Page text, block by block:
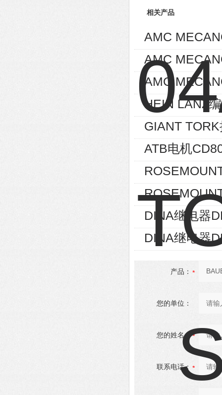
相关产品
AMC
AMC
AMC
HEIN LANZ
GIANT
ATB电机
DINA继电器
DINA继电器
产品：
您的单位：
您的姓名：
联系电话：